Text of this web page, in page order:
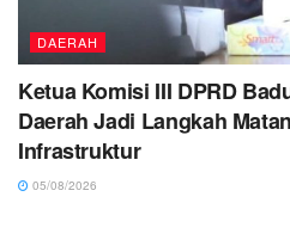
DAERAH
Ketua Komisi III DPRD
Daerah Jadi Langkah
Infrastruktur
05/08/2026